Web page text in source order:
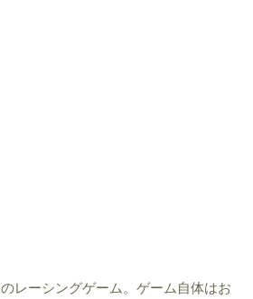
レーシングゲーム。ゲーム自体はお